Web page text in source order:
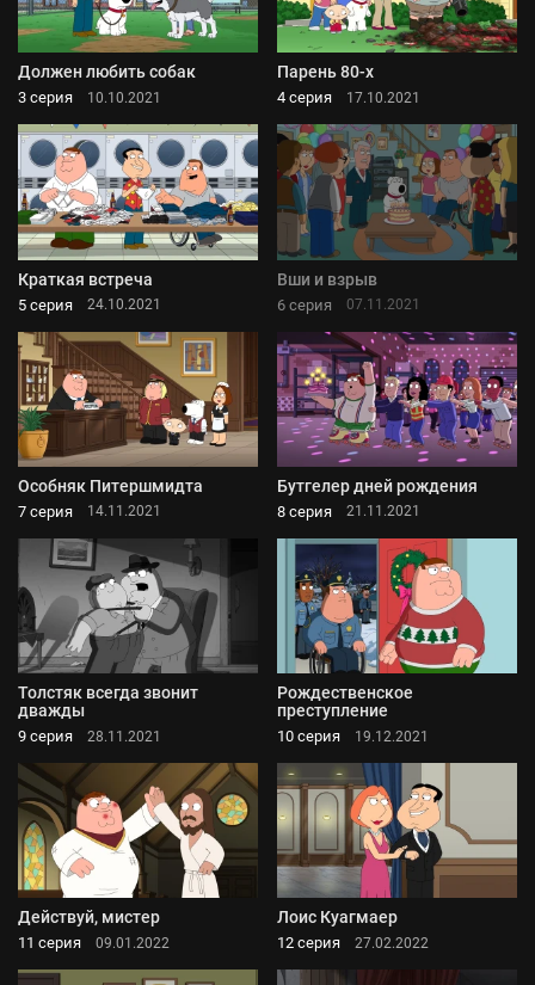
Должен любить собак
3 серия 10.10.2021
Парень 80-х
4 серия 17.10.2021
Краткая встреча
5 серия 24.10.2021
Вши и взрыв
6 серия 07.11.2021
Особняк Питершмидта
7 серия 14.11.2021
Бутгелер дней рождения
8 серия 21.11.2021
Толстяк всегда звонит
дважды
9 серия 28.11.2021
Рождественское
преступление
10 серия 19.12.2021
Действуй, мистер
11 серия 09.01.2022
Лоис Куагмаер
12 серия 27.02.2022